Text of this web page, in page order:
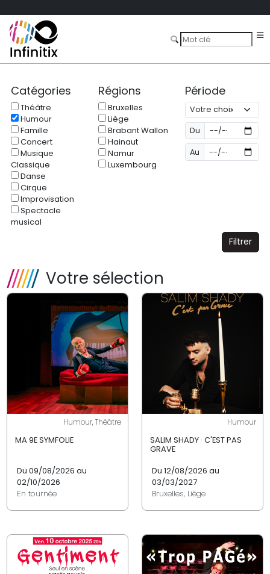
Catégories
Théâtre
Humour
Famille
Concert
Musique
Classique
Danse
Cirque
Improvisation
Spectacle
musical
Régions
Bruxelles
Liège
Brabant Wallon
Hainaut
Namur
Luxembourg
Période
Du
Au
Filtrer
Votre sélection
Humour, Théâtre
MA 9E SYMFOLIE
Du 09/08/2026 au
02/10/2026
En tournée
Humour
SALIM SHADY · C'EST PAS
GRAVE
Du 12/08/2026 au
03/03/2027
Bruxelles, Liège